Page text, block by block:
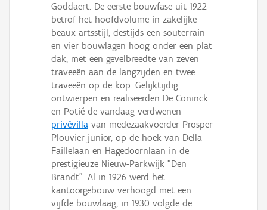
Goddaert. De eerste bouwfase uit 1922
betrof het hoofdvolume in zakelijke
beaux-artsstijl, destijds een souterrain
en vier bouwlagen hoog onder een plat
dak, met een gevelbreedte van zeven
traveeën aan de langzijden en twee
traveeën op de kop. Gelijktijdig
ontwierpen en realiseerden De Coninck
en Potié de vandaag verdwenen
privévilla van medezaakvoerder Prosper
Plouvier junior, op de hoek van Della
Faillelaan en Hagedoornlaan in de
prestigieuze Nieuw-Parkwijk “Den
Brandt”. Al in 1926 werd het
kantoorgebouw verhoogd met een
vijfde bouwlaag, in 1930 volgde de